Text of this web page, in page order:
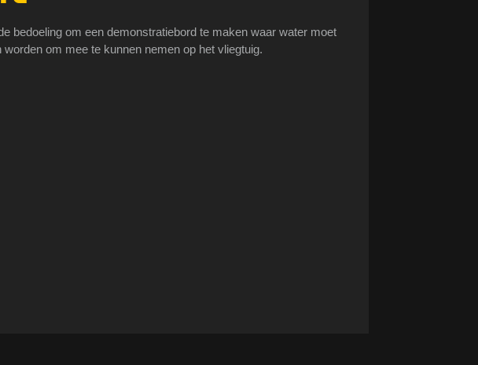
bedoeling om een demonstratiebord te maken waar water moet
om mee te kunnen nemen op het vliegtuig.